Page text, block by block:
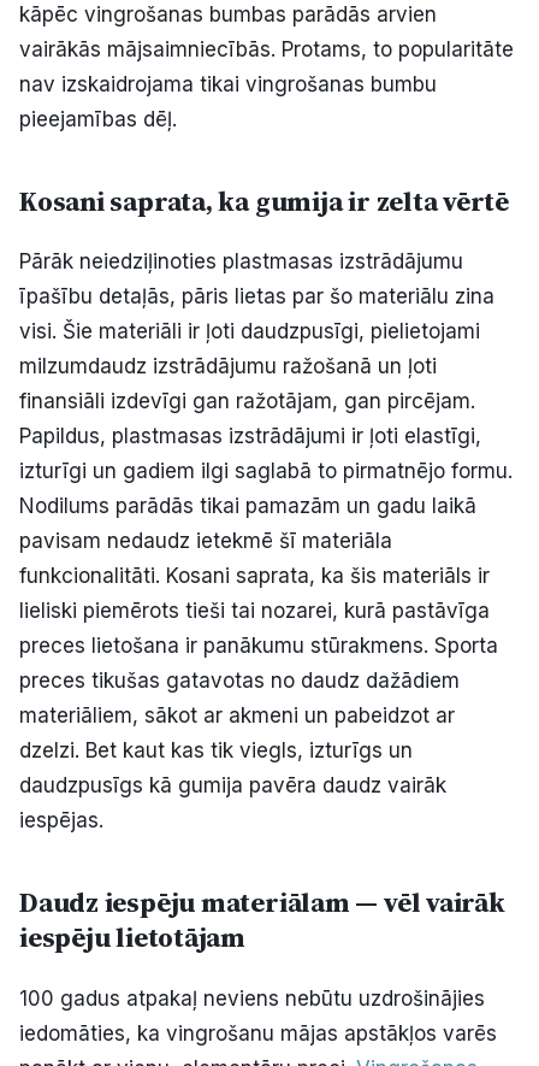
kāpēc vingrošanas bumbas parādās arvien
vairākās mājsaimniecībās. Protams, to popularitāte
nav izskaidrojama tikai vingrošanas bumbu
pieejamības dēļ.
Kosani saprata, ka gumija ir zelta vērtē
Pārāk neiedziļinoties plastmasas izstrādājumu
īpašību detaļās, pāris lietas par šo materiālu zina
visi. Šie materiāli ir ļoti daudzpusīgi, pielietojami
milzumdaudz izstrādājumu ražošanā un ļoti
finansiāli izdevīgi gan ražotājam, gan pircējam.
Papildus, plastmasas izstrādājumi ir ļoti elastīgi,
izturīgi un gadiem ilgi saglabā to pirmatnējo formu.
Nodilums parādās tikai pamazām un gadu laikā
pavisam nedaudz ietekmē šī materiāla
funkcionalitāti. Kosani saprata, ka šis materiāls ir
lieliski piemērots tieši tai nozarei, kurā pastāvīga
preces lietošana ir panākumu stūrakmens. Sporta
preces tikušas gatavotas no daudz dažādiem
materiāliem, sākot ar akmeni un pabeidzot ar
dzelzi. Bet kaut kas tik viegls, izturīgs un
daudzpusīgs kā gumija pavēra daudz vairāk
iespējas.
Daudz iespēju materiālam — vēl vairāk
iespēju lietotājam
100 gadus atpakaļ neviens nebūtu uzdrošinājies
iedomāties, ka vingrošanu mājas apstākļos varēs